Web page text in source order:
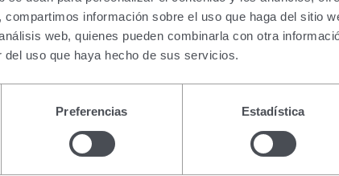
información sobre el uso que haga del sitio
web, quienes pueden combinarla con otra
del uso que haya hecho de sus servicios.
Preferencias Estadística
Minoxidil Viñas es un tratamiento capilar práctico y
de su crecimiento. Su acción está basada en su
tiene efecto antialopécico estimulando el crecimiento